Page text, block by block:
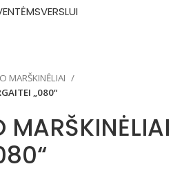
VERSLUI
MARŠKINĖLIAI
„080“
MARŠKINĖLIAI